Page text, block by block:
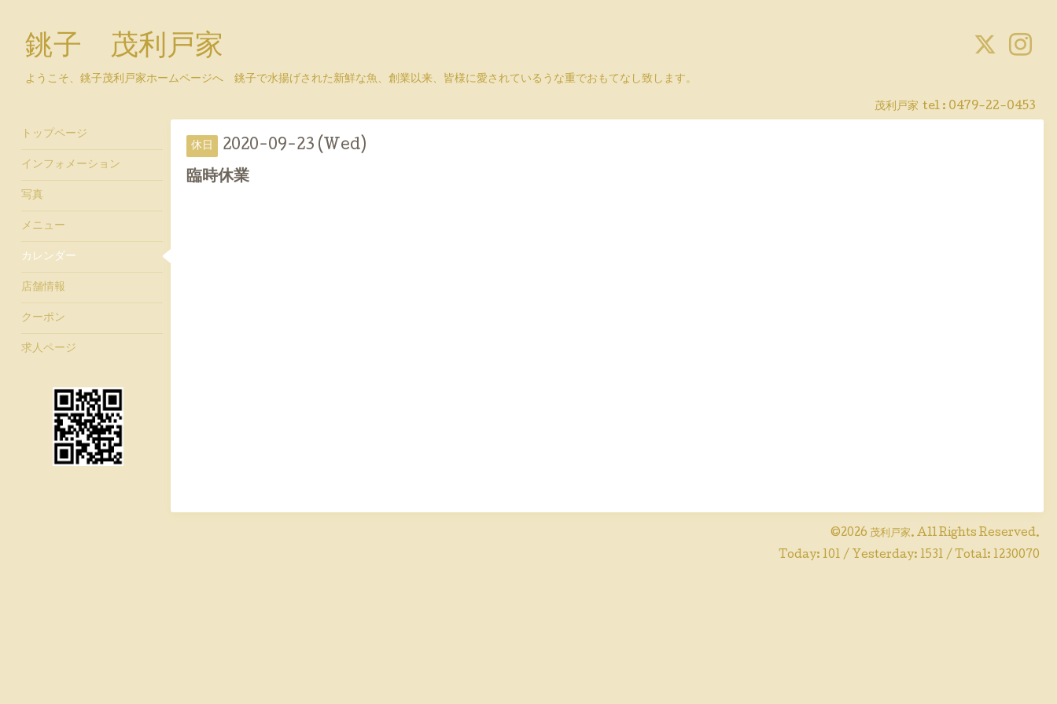
銚子 茂利戸家
ようこそ、銚子茂利戸家ホームページへ 銚子で水揚げされた新鮮な魚、創業以来、皆様に愛されているうな重でおもてなし致します。
茂利戸家 tel : 0479-22-0453
休日 2020-09-23 (Wed)
臨時休業
©2026 茂利戸家. All Rights Reserved.
Today: 101 / Yesterday: 1531 / Total: 1230070
トップページ
インフォメーション
写真
メニュー
カレンダー
店舗情報
クーポン
求人ページ